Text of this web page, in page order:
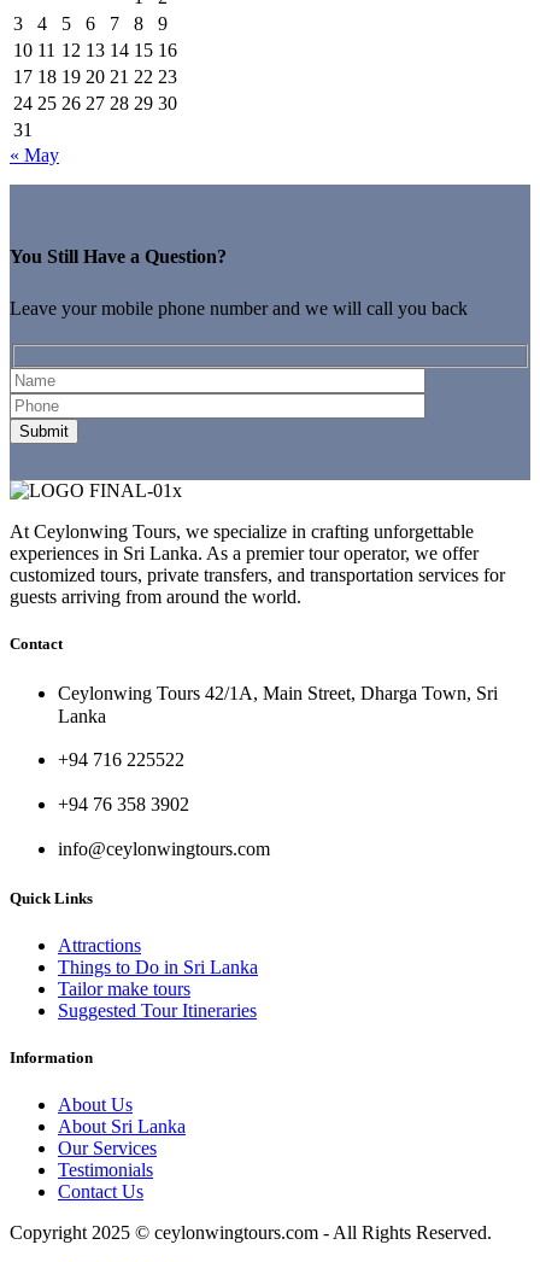
3
4 5 6 7 8
9
10 11 12 13 14 15 16
17 18 19 20 21 22 23
24 25 26 27 28 29 30
31
« May
You Still Have a Question?
Leave your mobile phone number and we will call you back
At Ceylonwing Tours, we specialize in crafting unforgettable
experiences in Sri Lanka. As a premier tour operator, we offer
customized tours, private transfers, and transportation services for
guests arriving from around the world.
Contact
Ceylonwing Tours 42/1A, Main Street, Dharga Town, Sri
Lanka
+94 716 225522
+94 76 358 3902
info@ceylonwingtours.com
Quick Links
Attractions
Things to Do in Sri Lanka
Tailor make tours
Suggested Tour Itineraries
Information
About Us
About Sri Lanka
Our Services
Testimonials
Contact Us
Copyright 2025 © ceylonwingtours.com - All Rights Reserved.